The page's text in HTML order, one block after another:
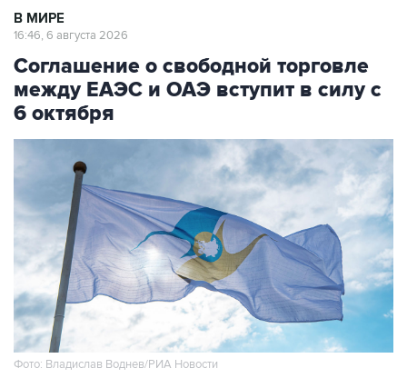
В МИРЕ
16:46, 6 августа 2026
Соглашение о свободной торговле
между ЕАЭС и ОАЭ вступит в силу с
6 октября
Фото: Владислав Воднев/РИА Новости